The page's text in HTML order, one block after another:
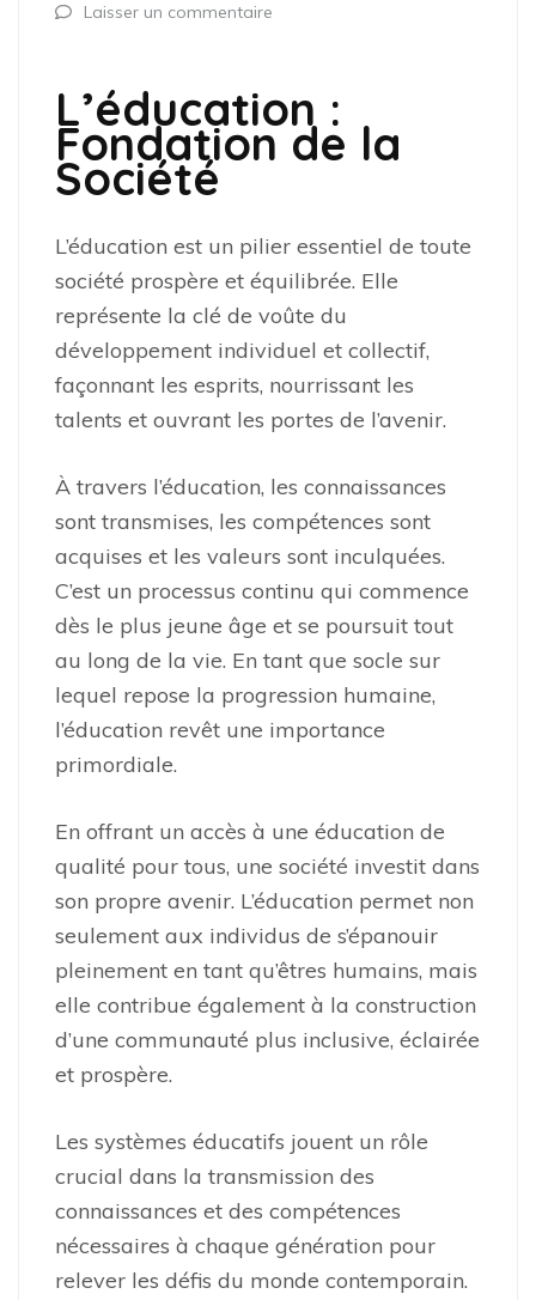
Laisser un commentaire
L’éducation :
Fondation de la
Société
L’éducation est un pilier essentiel de toute
société prospère et équilibrée. Elle
représente la clé de voûte du
développement individuel et collectif,
façonnant les esprits, nourrissant les
talents et ouvrant les portes de l’avenir.
À travers l’éducation, les connaissances
sont transmises, les compétences sont
acquises et les valeurs sont inculquées.
C’est un processus continu qui commence
dès le plus jeune âge et se poursuit tout
au long de la vie. En tant que socle sur
lequel repose la progression humaine,
l’éducation revêt une importance
primordiale.
En offrant un accès à une éducation de
qualité pour tous, une société investit dans
son propre avenir. L’éducation permet non
seulement aux individus de s’épanouir
pleinement en tant qu’êtres humains, mais
elle contribue également à la construction
d’une communauté plus inclusive, éclairée
et prospère.
Les systèmes éducatifs jouent un rôle
crucial dans la transmission des
connaissances et des compétences
nécessaires à chaque génération pour
relever les défis du monde contemporain.